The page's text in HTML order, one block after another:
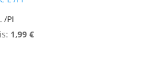
/PI
1,99 €Aktueller